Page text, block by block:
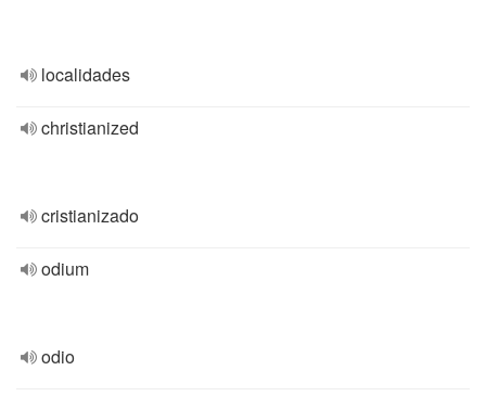
localidades
christianized
cristianizado
odium
odio